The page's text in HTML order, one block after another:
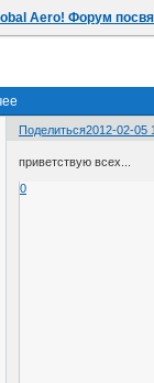
Aero! Форум
Поделиться2012-02-05
приветствую всех...
0